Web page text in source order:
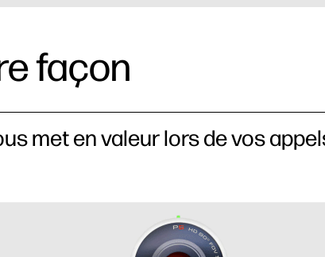
façon
met en valeur lors de vos